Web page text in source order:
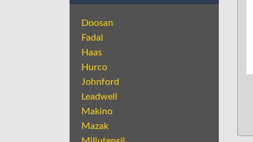
Doosan
Fadal
Haas
Hurco
Johnford
Leadwell
Makino
Mazak